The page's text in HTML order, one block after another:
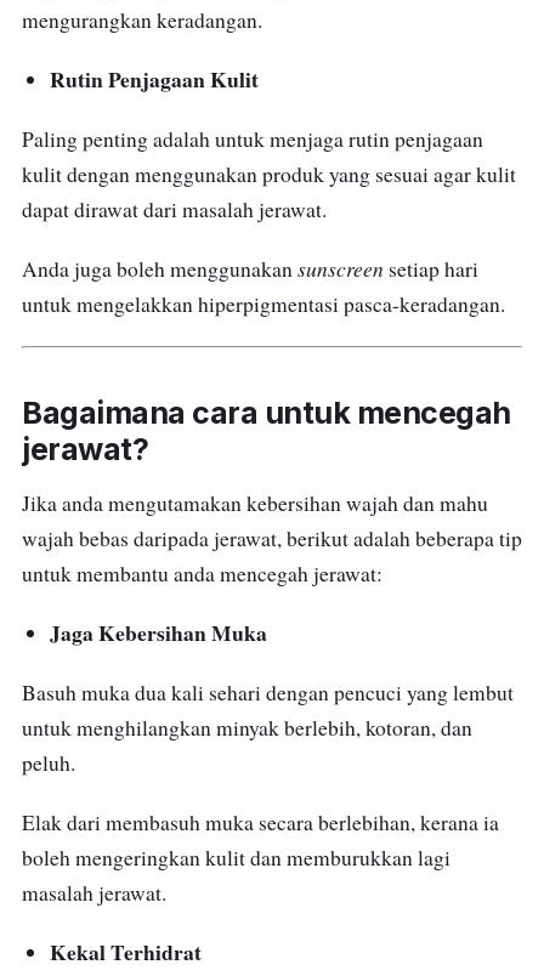
mengurangkan keradangan.
Rutin Penjagaan Kulit
Paling penting adalah untuk menjaga rutin penjagaan
kulit dengan menggunakan produk yang sesuai agar kulit
dapat dirawat dari masalah jerawat.
Anda juga boleh menggunakansunscreen setiap hari
untuk mengelakkan hiperpigmentasi pasca-keradangan.
Bagaimana cara untuk mencegah
jerawat?
Jika anda mengutamakan kebersihan wajah dan mahu
wajah bebas daripada jerawat, berikut adalah beberapa tip
untuk membantu anda mencegah jerawat:
Jaga Kebersihan Muka
Basuh muka dua kali sehari dengan pencuci yang lembut
untuk menghilangkan minyak berlebih, kotoran, dan
peluh.
Elak dari membasuh muka secara berlebihan, kerana ia
boleh mengeringkan kulit dan memburukkan lagi
masalah jerawat.
Kekal Terhidrat